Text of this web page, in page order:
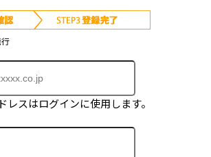
スはログインに使用します。